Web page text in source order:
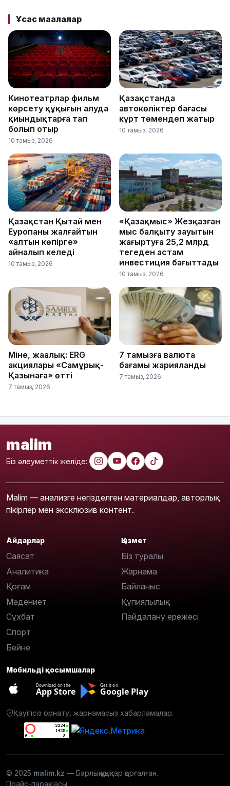
Ұқсас мақалалар
Кинотеатрлар фильм
көрсету құқығын алуда
қиындықтарға тап
болып отыр
10 тамыз, 2026
Қазақстанда
автокөліктер бағасы
күрт төмендеп жатыр
10 тамыз, 2026
Қазақстан Қытай мен
Еуропаны жалғайтын
«алтын көпірге»
айналып келеді
10 тамыз, 2026
«Қазақмыс» Жезқазған
мыс балқыту зауытын
жаңғыртуға 25,2 млрд
теңгеден астам
инвестиция бағыттады
10 тамыз, 2026
Міне, жаңалық: ERG
акциялары «Самұрық-
Қазынаға» өтті
7 тамыз, 2026
7 тамызға валюта
бағамы жарияланды
7 тамыз, 2026
malim
Біз әлеуметтік желіде:
Malim — анализге негізделген материалдар, авторлық
пікірлер мен эксклюзив контент.
Айдарлар
Саясат
Аналитика
Қоғам
Мәдениет
Сұхбат
Спорт
Бейне
Қызмет
Біз туралы
Жарнама
Байланыс
Құпиялылық
Пайдалану ережесі
Мобильді қосымшалар
Download on the
App Store
Get it on
Google Play
Қауіпсіз орнату, жарнамасыз хабарламалар.
© 2025 malim.kz — Барлық құқықтар қорғалған.
Прайс-парақшасы